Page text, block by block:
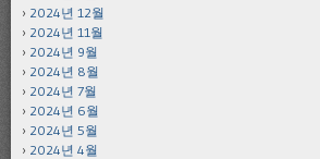
2024년 12월
2024년 11월
2024년 9월
2024년 8월
2024년 7월
2024년 6월
2024년 5월
2024년 4월